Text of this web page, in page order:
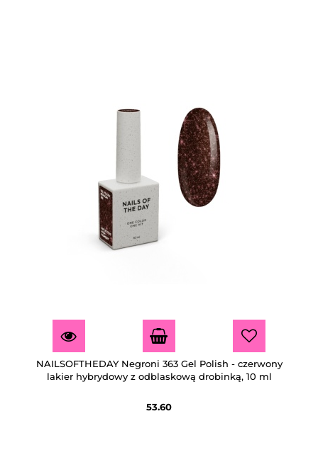
NAILSOFTHEDAY Negroni 363 Gel Polish - czerwony
lakier hybrydowy z odblaskową drobinką, 10 ml
53.60